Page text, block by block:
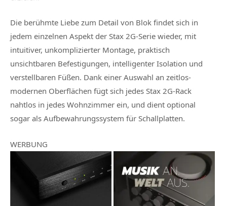
Die berühmte Liebe zum Detail von Blok findet sich in
jedem einzelnen Aspekt der Stax 2G-Serie wieder, mit
intuitiver, unkomplizierter Montage, praktisch
unsichtbaren Befestigungen, intelligenter Isolation und
verstellbaren Füßen. Dank einer Auswahl an zeitlos-
modernen Oberflächen fügt sich jedes Stax 2G-Rack
nahtlos in jedes Wohnzimmer ein, und dient optional
sogar als Aufbewahrungssystem für Schallplatten.
WERBUNG